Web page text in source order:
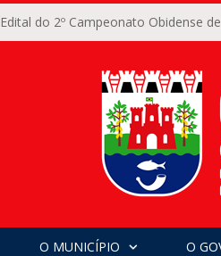
Edital do 2º Campeonato Obidense
O MUNICÍPIO O